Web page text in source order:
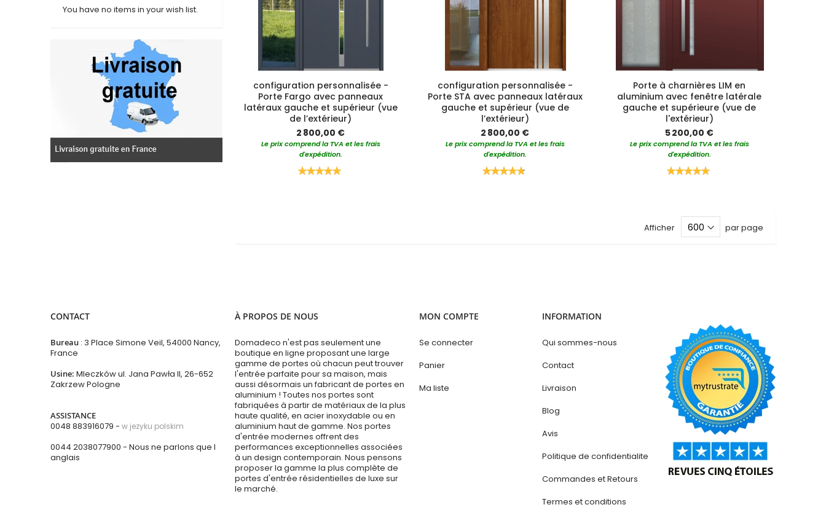
configuration personnalisée -
Porte Fargo avec panneaux
latéraux gauche et supérieur (vue
de l’extérieur)
2 800,00 €
Le prix comprend la TVA et les frais
d'expédition.
Rating:
configuration personnalisée -
Porte STA avec panneaux latéraux
gauche et supérieur (vue de
l’extérieur)
2 800,00 €
Le prix comprend la TVA et les frais
d'expédition.
Rating:
Porte à charnières LIM en
aluminium avec fenêtre latérale
gauche et supérieure (vue de
l'extérieur)
5 200,00 €
Le prix comprend la TVA et les frais
d'expédition.
Rating:
Afficher par page
You have no items in your wish list.
CONTACT
Bureau : 3 Place Simone Veil, 54000 Nancy,
France
Usine: Mleczków ul. Jana Pawła II, 26-652
Zakrzew Pologne
ASSISTANCE
0048 883916079 - w jezyku polskim
0044 2038077900 - Nous ne parlons que l
anglais
À PROPOS DE NOUS
Domadeco n'est pas seulement une
boutique en ligne proposant une large
gamme de portes où chacun peut trouver
l'entrée parfaite pour sa maison, mais
aussi désormais un fabricant de portes en
aluminium ! Toutes nos portes sont
fabriquées à partir de matériaux de la plus
haute qualité, en acier inoxydable ou en
aluminium haut de gamme. Nos portes
d'entrée modernes offrent des
performances exceptionnelles associées
à un design contemporain. Nous pensons
proposer la gamme la plus complète de
portes d'entrée résidentielles de luxe sur
le marché.
MON COMPTE
Se connecter
Panier
Ma liste
INFORMATION
Qui sommes-nous
Contact
Livraison
Blog
Avis
Politique de confidentialite
Commandes et Retours
Termes et conditions